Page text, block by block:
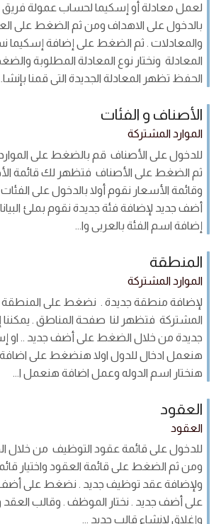
لعمل معادلة أو إسكيما لحساب عمولة فريق
بالدخول على الاهداف ومن ثم الضغط على
والمعادلات . ثم الضغط على إضافة
المعادلة ونختار نوع المعادلة المطلوبة
الحفظ تظهر المعادلة الجديدة التى قمنا
الأصناف و الفئات
الموارد المشتركة
للدخول على الأصناف قم بالضغط على
ثم الضغط على الأصناف فتظهر لك قائمة
وقائمة الأسعار نقوم أولا بالدخول على
أضف جديد لإضافة فئة جديدة نقوم بملئ
إضافة اسم الفئة بالعربى وا...
المنطقة
الموارد المشتركة
لإضافة منطقة جديدة . نضغط على المنطقة
المشتركة فتظهر لنا صفحة المناطق .
جديدة من خلال الضغط على أضف جديد .. او
هنعمل ادخال للدول اولا هنضغط على اضافة
هنختار اسم الدوله وعمل اضافة هنعمل ا...
العقود
العقود
للدخول على قائمة عقود التوظيف من خلال
ومن ثم الضغط على قائمة العقود واختيار
ولإضافة عقد توظيف جديد . نضغط على
على أضف جديد . نختار الموظف . وقالب
وإغلاق لإنشاء قالب جديد ...